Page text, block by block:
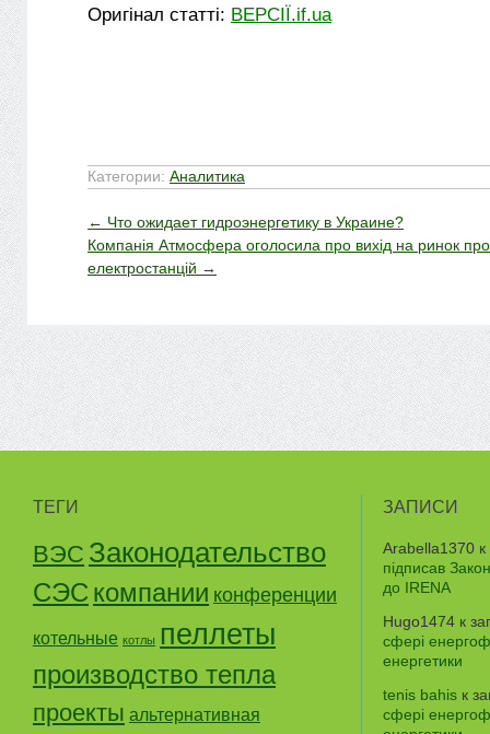
Оригінал статті: ВЕРСІЇ.if.ua
Категории: Аналитика
← Что ожидает гидроэнергетику в Украине?
Компанія Атмосфера оголосила про вихід на ринок
електростанцій →
ТЕГИ
ВЭС Законодательство
СЭС компании конференции
котельные котлы пеллеты
производство тепла
проекты альтернативная
ЗАПИСИ
Arabella1370
підписав
до IRENA
Hugo1474 к
сфері
енергетики
tenis bahis к
сфері